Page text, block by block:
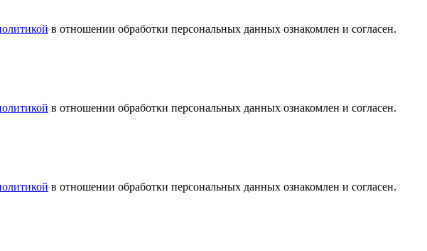
в отношении обработки персональных данных ознакомлен и согласен.
в отношении обработки персональных данных ознакомлен и согласен.
в отношении обработки персональных данных ознакомлен и согласен.